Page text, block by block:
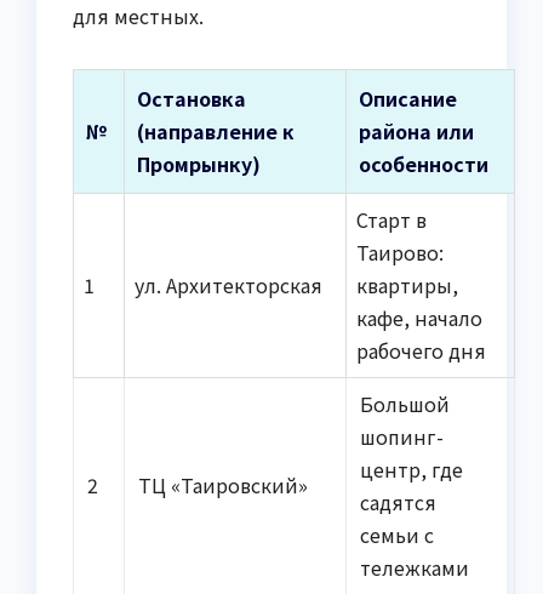
для местных.
№
Остановка
(направление к
Промрынку)
Описание
района или
особенности
1 ул. Архитекторская
Старт в
Таирово:
квартиры,
кафе, начало
рабочего дня
2 ТЦ «Таировский»
Большой
шопинг-
центр, где
садятся
семьи с
тележками